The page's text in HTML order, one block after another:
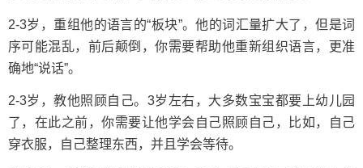
2-3岁，重组他的语言的“板块”。他的词汇量扩大了，但是词
序可能混乱，前后颠倒，你需要帮助他重新组织语言，更准
确地“说话”。
2-3岁，教他照顾自己。3岁左右，大多数宝宝都要上幼儿园
了，在此之前，你需要让他学会自己照顾自己，比如，自己
穿衣服，自己整理东西，并且学会等待。